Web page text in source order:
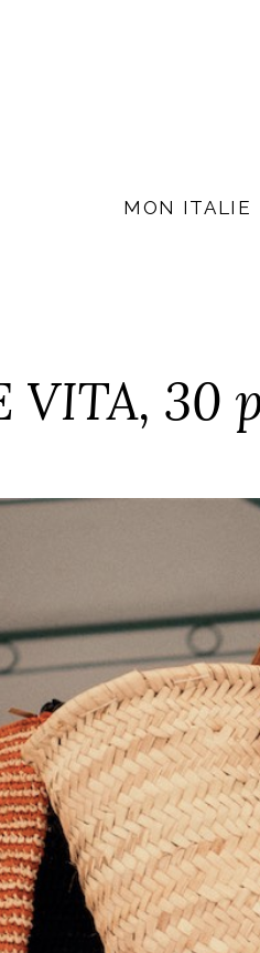
MON ITALIE
VITA, 30